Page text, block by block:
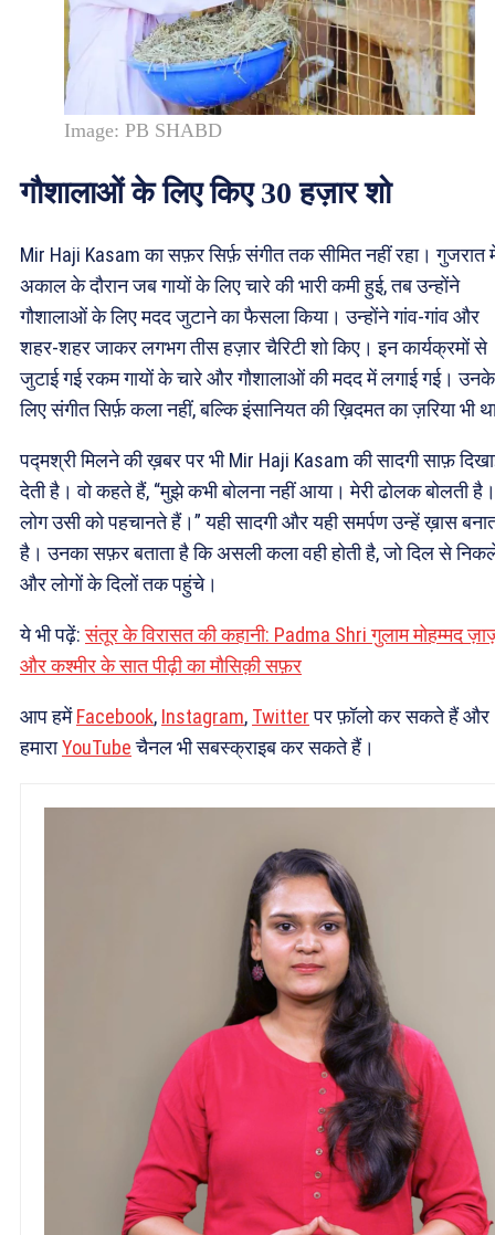
Image: PB SHABD
गौशालाओं के लिए किए 30 हज़ार शो
Mir Haji Kasam का सफ़र सिर्फ़ संगीत तक सीमित नहीं रहा। गुजरात
अकाल के दौरान जब गायों के लिए चारे की भारी कमी हुई, तब उन्होंने
गौशालाओं के लिए मदद जुटाने का फैसला किया। उन्होंने गांव-गांव और
शहर-शहर जाकर लगभग तीस हज़ार चैरिटी शो किए। इन कार्यक्रमों से
जुटाई गई रकम गायों के चारे और गौशालाओं की मदद में लगाई गई। उनके
लिए संगीत सिर्फ़ कला नहीं, बल्कि इंसानियत की ख़िदमत का ज़रिया भी
पद्मश्री मिलने की ख़बर पर भी Mir Haji Kasam की सादगी साफ़
देती है। वो कहते हैं, “मुझे कभी बोलना नहीं आया। मेरी ढोलक बोलती है।
लोग उसी को पहचानते हैं।” यही सादगी और यही समर्पण उन्हें ख़ास
है। उनका सफ़र बताता है कि असली कला वही होती है, जो दिल से
और लोगों के दिलों तक पहुंचे।
ये भी पढ़ें:संतूर के विरासत की कहानी: Padma Shri गुलाम मोहम्मद
और कश्मीर के सात पीढ़ी का मौसिक़ी सफ़र
आप हमेंFacebook, Instagram, Twitterपर फ़ॉलो कर सकते हैं और
हमाराYouTubeचैनल भी सबस्क्राइब कर सकते हैं।